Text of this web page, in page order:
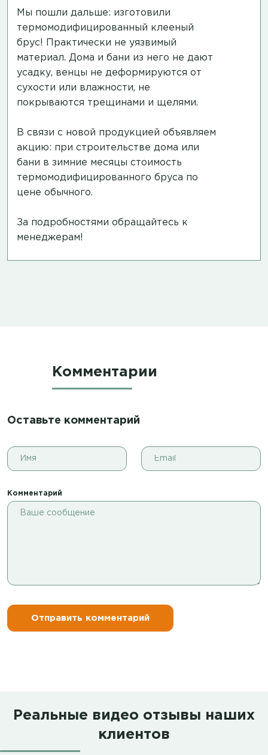
Мы пошли дальше: изготовили
термомодифицированный клееный
брус! Практически не уязвимый
материал. Дома и бани из него не дают
усадку, венцы не деформируются от
сухости или влажности, не
покрываются трещинами и щелями.
В связи с новой продукцией объявляем
акцию: при строительстве дома или
бани в зимние месяцы стоимость
термомодифицированного бруса по
цене обычного.
За подробностями обращайтесь к
менеджерам!
Комментарии
Оставьте комментарий
Комментарий
Реальные видео отзывы наших
клиентов